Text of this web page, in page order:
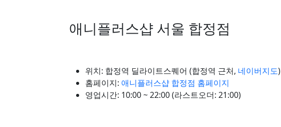
애니플러스샵 서울 합정점
위치: 합정역 딜라이트스퀘어 (합정역 근처, 네이버지도)
홈페이지: 애니플러스샵 합정점 홈페이지
영업시간: 10:00 ~ 22:00 (라스트오더: 21:00)